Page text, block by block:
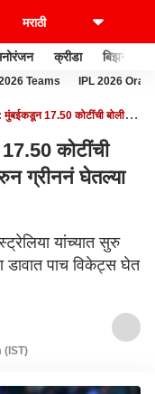
क्रीडा बिझनेस
2026 Teams IPL 2026
17.50 कोटींची बोली,
कोटींची
ग्रीननं घेतल्या
यांच्यात सुरु
डावात पाच विकेट्स घेत
(IST)